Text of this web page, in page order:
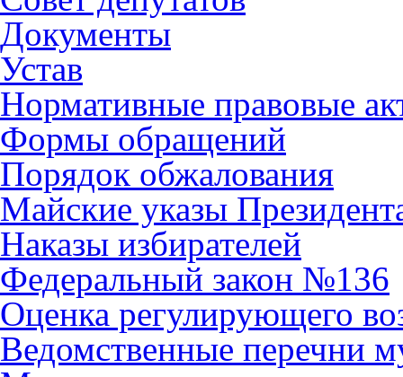
Документы
Устав
Нормативные правовые
Формы обращений
Порядок обжалования
Майские указы
Наказы избирателей
Федеральный закон №136
Оценка регулирующего
Ведомственные перечни